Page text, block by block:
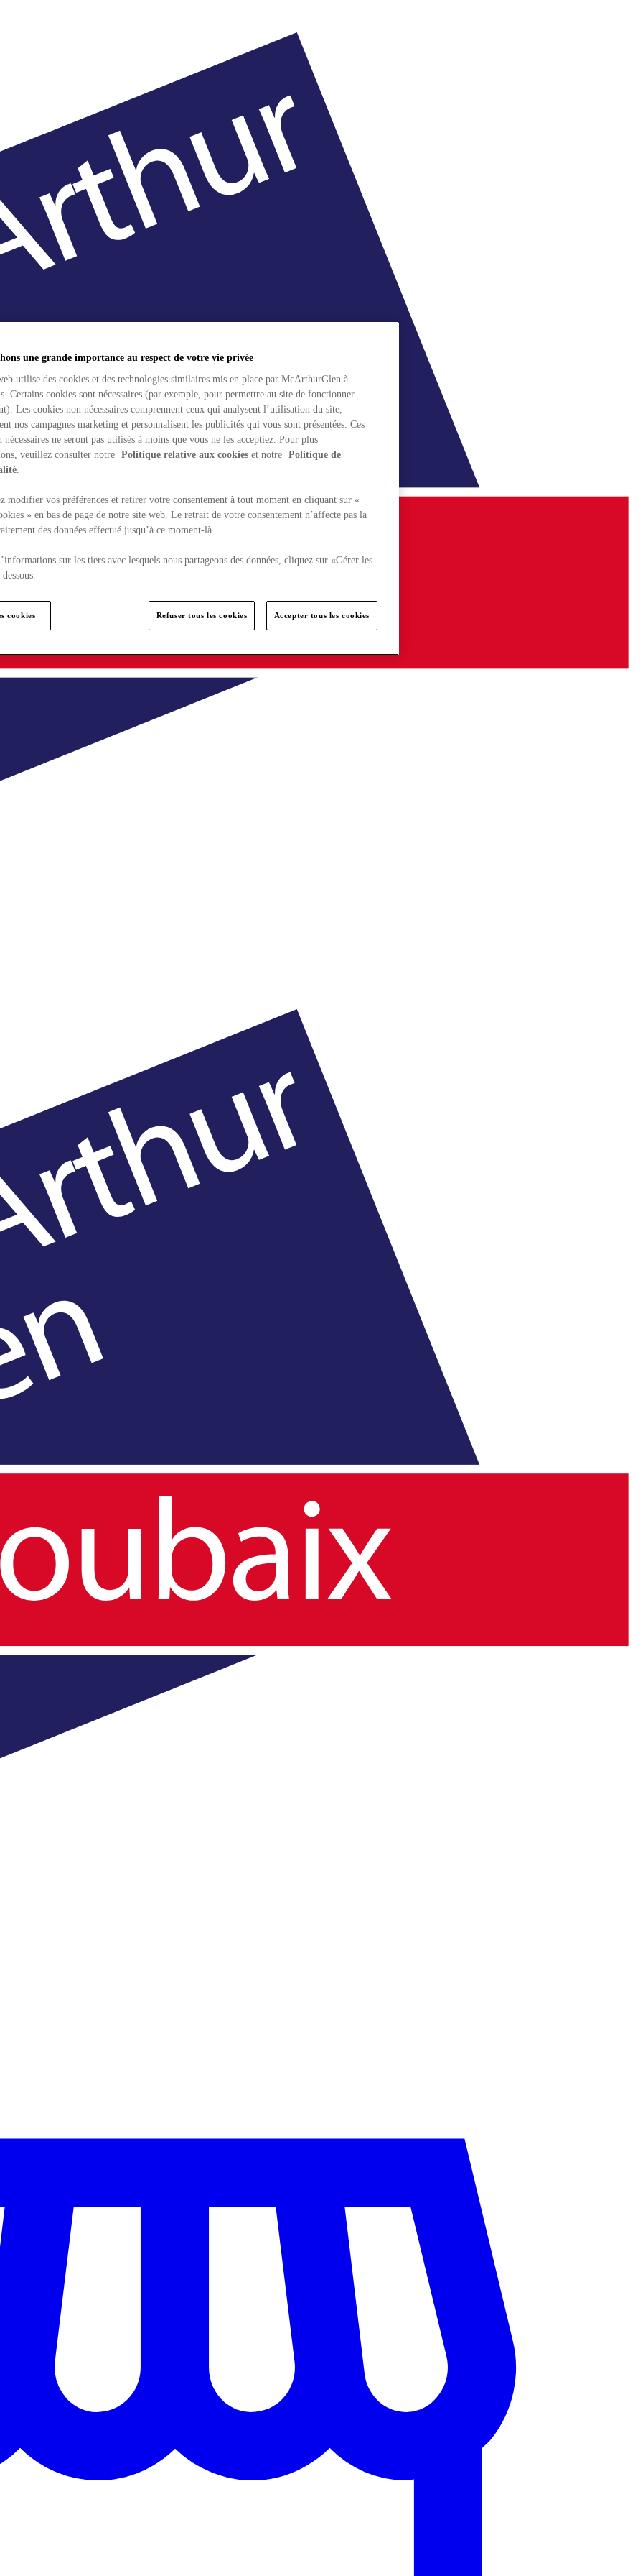
une grande importance au respect de votre vie privée
utilise des cookies et des technologies similaires mis en place par McArthurGlen à
Certains cookies sont nécessaires (par exemple, pour permettre au site de fonctionner
Les cookies non nécessaires comprennent ceux qui analysent l’utilisation du site,
nos campagnes marketing et personnalisent les publicités qui vous sont présentées. Ces
nécessaires ne seront pas utilisés à moins que vous ne les acceptiez. Pour plus
veuillez consulter notre Politique relative aux cookies et notre Politique de
.
modifier vos préférences et retirer votre consentement à tout moment en cliquant sur «
» en bas de page de notre site web. Le retrait de votre consentement n’affecte pas la
des données effectué jusqu’à ce moment-là.
sur les tiers avec lesquels nous partageons des données, cliquez sur «Gérer les
cookies Refuser tous les cookies Accepter tous les cookies